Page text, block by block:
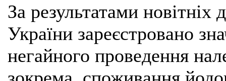
За результатами
України зареєстровано
негайного проведення